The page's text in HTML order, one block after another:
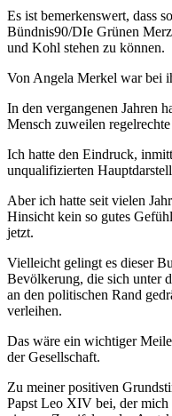
Es ist bemerkenswert, dass
Bündnis90/DIe Grünen
und Kohl stehen zu können.
Von Angela Merkel war bei
In den vergangenen Jahren
Mensch zuweilen
Ich hatte den Eindruck,
unqualifizierten
Aber ich hatte seit vielen
Hinsicht kein so gutes
jetzt.
Vielleicht gelingt es dieser
Bevölkerung, die sich unter
an den politischen Rand
verleihen.
Das wäre ein wichtiger
der Gesellschaft.
Zu meiner positiven
Papst Leo XIV bei, der mich